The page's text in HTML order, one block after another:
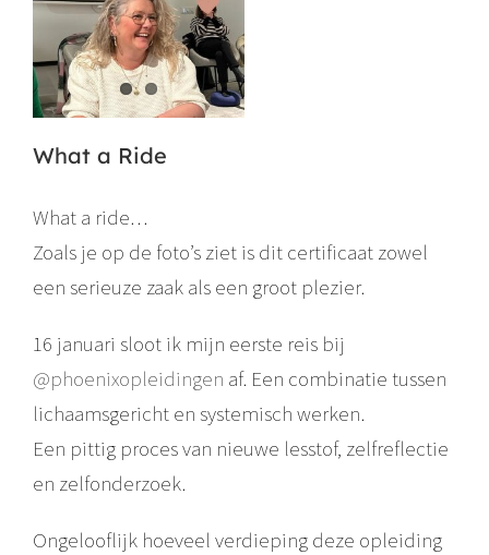
What a Ride
What a ride…
Zoals je op de foto’s ziet is dit certificaat zowel
een serieuze zaak als een groot plezier.
16 januari sloot ik mijn eerste reis bij
@phoenixopleidingen af. Een combinatie tussen
lichaamsgericht en systemisch werken.
Een pittig proces van nieuwe lesstof, zelfreflectie
en zelfonderzoek.
Ongelooflijk hoeveel verdieping deze opleiding